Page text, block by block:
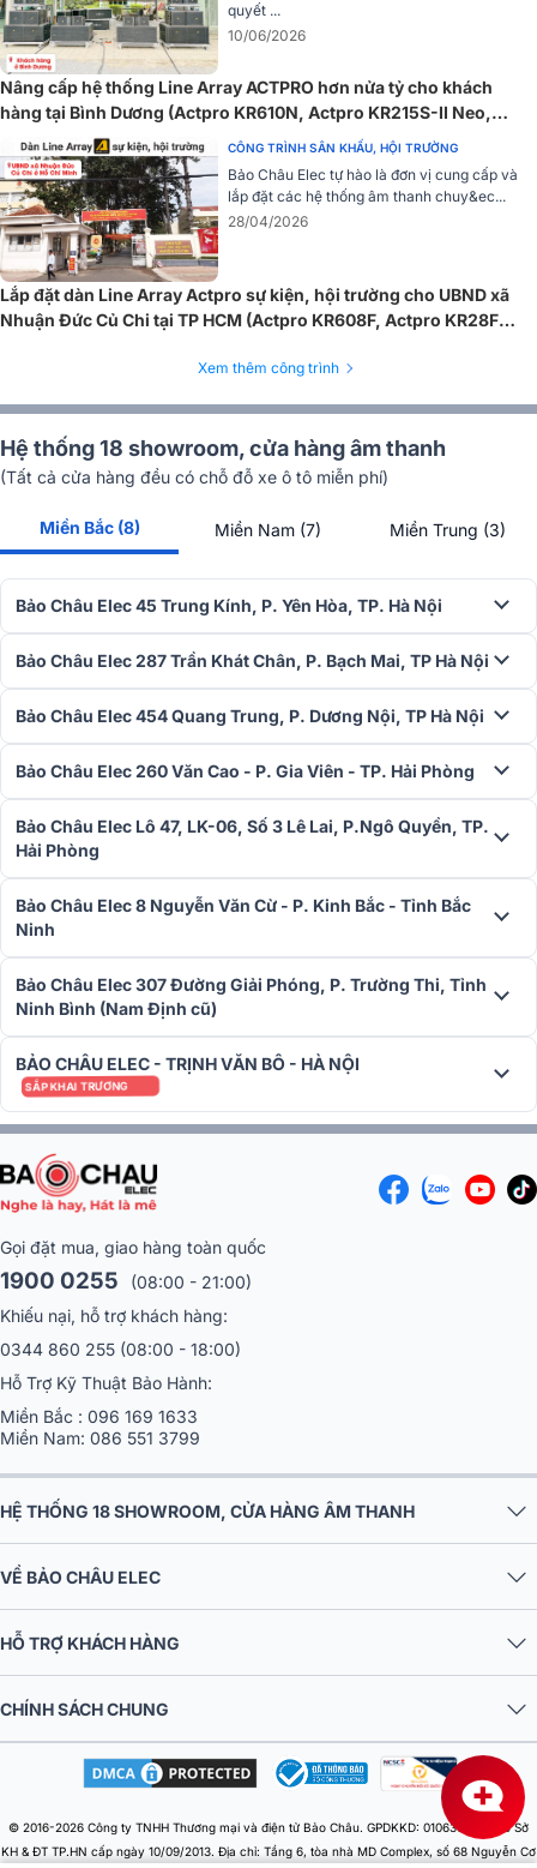
Dải tần rộng
Cục đẩy có dải tần rộng từ 20hz - 20kHz, cho phép tái tạo âm
thanh hoàn hảo ở các dải tần và không xảy ra hiện tượng tiêu cực
như tạp âm, méo tiếng.
Độ bền cao
Sản phẩm có độ bền cao nhờ sử dụng linh kiện chất lượng và được
tích hợp những mạch bảo vệ chuyên nghiệp giúp tự động ngắt khi
quá tải để đảm bảo an toàn cho cục đẩy, main và loa.
Dễ dàng phối ghép
Cục đẩy công suất Actpro TD2.22 dễ dàng phối ghép với các thiết
bị khác như loa karaoke, loa hội trường sân khấu, mang lại âm thanh
người dùng.
Thông số kỹ thuật:
Công suất 8Ω stereo: 2200W x 2
quyết ...
10/06/2026
Nâng cấp hệ thống Line Array ACTPRO hơn nửa tỷ cho khách
hàng tại Bình Dương (Actpro KR610N, Actpro KR215S-II Neo,
Audiocenter Avanda 218A,...)CÔNG TRÌNH SÂN KHẤU, HỘI TRƯỜNG
Bảo Châu Elec tự hào là đơn vị cung cấp và
lắp đặt các hệ thống âm thanh chuy&ec...
28/04/2026
Lắp đặt dàn Line Array Actpro sự kiện, hội trường cho UBND xã
Nhuận Đức Củ Chi tại TP HCM (Actpro KR608F, Actpro KR28F
Xem thêm công trình
Hệ thống 18 showroom, cửa hàng âm thanh
(Tất cả cửa hàng đều có chỗ đỗ xe ô tô miễn phí)
Miền Bắc (8) Miền Nam (7) Miền Trung (3)
Bảo Châu Elec 45 Trung Kính, P. Yên Hòa, TP. Hà Nội
Bảo Châu Elec 287 Trần Khát Chân, P. Bạch Mai, TP Hà Nội
Bảo Châu Elec 454 Quang Trung, P. Dương Nội, TP Hà Nội
Bảo Châu Elec 260 Văn Cao - P. Gia Viên - TP. Hải Phòng
Bảo Châu Elec Lô 47, LK-06, Số 3 Lê Lai, P.Ngô Quyền, TP.
Hải Phòng
Bảo Châu Elec 8 Nguyễn Văn Cừ - P. Kinh Bắc - Tỉnh Bắc
Ninh
Bảo Châu Elec 307 Đường Giải Phóng, P. Trường Thi, Tỉnh
Ninh Bình (Nam Định cũ)
BẢO CHÂU ELEC - TRỊNH VĂN BÔ - HÀ NỘI
SẮP KHAI TRƯƠNG
Gọi đặt mua, giao hàng toàn quốc
1900 0255
(08:00 - 21:00)
Khiếu nại, hỗ trợ khách hàng:
0344 860 255 (08:00 - 18:00)
Hỗ Trợ Kỹ Thuật Bảo Hành:
Miền Bắc : 096 169 1633
Miền Nam: 086 551 3799
HỆ THỐNG 18 SHOWROOM, CỬA HÀNG ÂM THANH
VỀ BẢO CHÂU ELEC
HỖ TRỢ KHÁCH HÀNG
CHÍNH SÁCH CHUNG
© 2016-2026 Công ty TNHH Thương mại và điện tử Bảo Châu. GPDKKD: 0106303879 do Sở
KH & ĐT TP.HN cấp ngày 10/09/2013. Địa chỉ: Tầng 6, tòa nhà MD Complex, số 68 Nguyễn Cơ